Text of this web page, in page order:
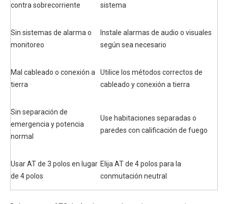
contra sobrecorriente
sistema
Sin sistemas de alarma o
monitoreo
Instale alarmas de audio o visuales
según sea necesario
Mal cableado o conexión a
tierra
Utilice los métodos correctos de
cableado y conexión a tierra
Sin separación de
emergencia y potencia
normal
Use habitaciones separadas o
paredes con calificación de fuego
Usar AT de 3 polos en lugar
de 4 polos
Elija AT de 4 polos para la
conmutación neutral